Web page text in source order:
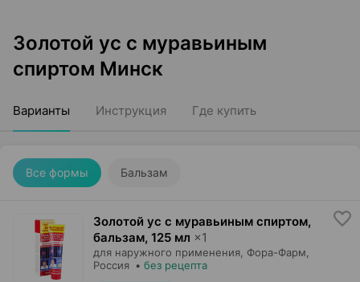
Золотой ус с муравьиным
спиртом Минск
Варианты Инструкция Где купить
Все формы Бальзам
Золотой ус с муравьиным спиртом,
бальзам, 125 мл ×1
для наружного применения, Фора-Фарм
Россия • без рецепта